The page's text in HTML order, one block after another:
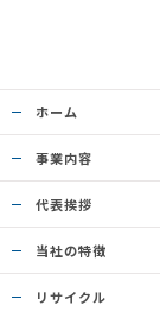
ホーム
事業内容
代表挨拶
当社の特徴
リサイクル